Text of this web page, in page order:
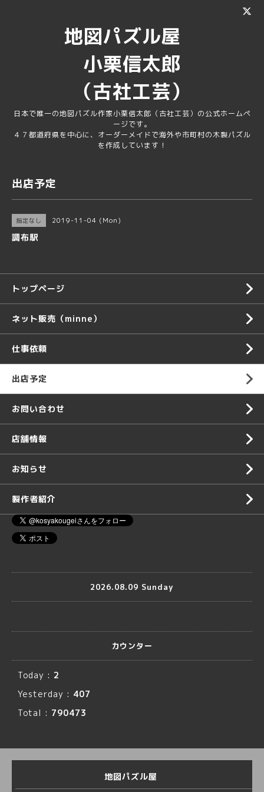
地図パズル屋
小栗信太郎
（古社工芸）
日本で唯一の地図パズル作家小栗信太郎（古社工芸）の公式ホームペ
ージです。
４７都道府県を中心に、オーダーメイドで海外や市町村の木製パズル
を作成しています！
出店予定
指定なし 2019-11-04 (Mon)
調布駅
トップページ
ネット販売（minne）
仕事依頼
出店予定
お問い合わせ
店舗情報
お知らせ
製作者紹介
2026.08.09 Sunday
カウンター
Today : 2
Yesterday : 407
Total : 790473
地図パズル屋